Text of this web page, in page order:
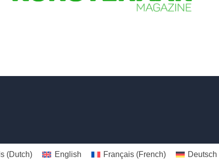
(Dutch) English Français(French) Deutsch